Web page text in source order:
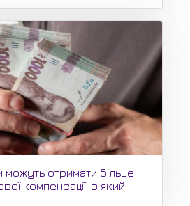
можуть отримати більше
компенсації: в який